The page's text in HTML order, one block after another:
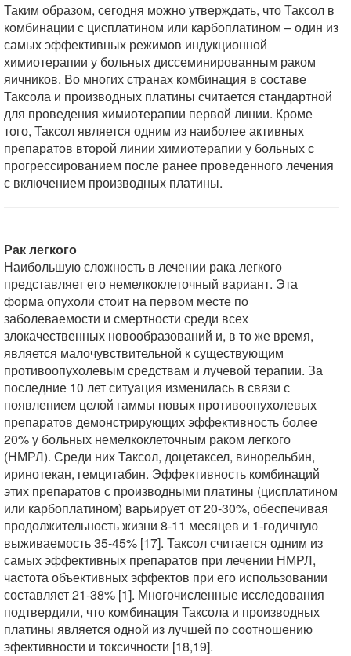
Таким образом, сегодня можно утверждать, что Таксол в
комбинации с цисплатином или карбоплатином – один из
самых эффективных режимов индукционной
химиотерапии у больных диссеминированным раком
яичников. Во многих странах комбинация в составе
Таксола и производных платины считается стандартной
для проведения химиотерапии первой линии. Кроме
того, Таксол является одним из наиболее активных
препаратов второй линии химиотерапии у больных с
прогрессированием после ранее проведенного лечения
с включением производных платины.
Рак легкого
Наибольшую сложность в лечении рака легкого
представляет его немелкоклеточный вариант. Эта
форма опухоли стоит на первом месте по
заболеваемости и смертности среди всех
злокачественных новообразований и, в то же время,
является малочувствительной к существующим
противоопухолевым средствам и лучевой терапии. За
последние 10 лет ситуация изменилась в связи с
появлением целой гаммы новых противоопухолевых
препаратов демонстрирующих эффективность более
20% у больных немелкоклеточным раком легкого
(НМРЛ). Среди них Таксол, доцетаксел, винорельбин,
иринотекан, гемцитабин. Эффективность комбинаций
этих препаратов с производными платины (цисплатином
или карбоплатином) варьирует от 20-30%, обеспечивая
продолжительность жизни 8-11 месяцев и 1-годичную
выживаемость 35-45% [17]. Таксол считается одним из
самых эффективных препаратов при лечении НМРЛ,
частота объективных эффектов при его использовании
составляет 21-38% [1]. Многочисленные исследования
подтвердили, что комбинация Таксола и производных
платины является одной из лучшей по соотношению
эфективности и токсичности [18,19].